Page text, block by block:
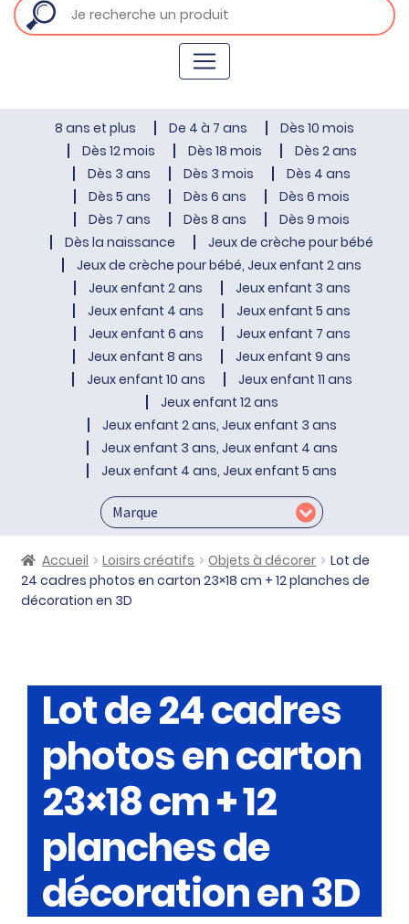
8 ans et plus De 4 à 7 ans
Dès 10 mois
Dès 12 mois
Dès 18 mois
Dès 2 ans
Dès 3 ans
Dès 3 mois
Dès 4 ans
Dès 5 ans
Dès 6 ans
Dès 6 mois
Dès 7 ans
Dès 8 ans
Dès 9 mois
Dès la naissance
Jeux de crèche pour bébé
Jeux de crèche pour bébé, Jeux enfant 2 ans
Jeux enfant 2 ans
Jeux enfant 3 ans
Jeux enfant 4 ans
Jeux enfant 5 ans
Jeux enfant 6 ans
Jeux enfant 7 ans
Jeux enfant 8 ans
Jeux enfant 9 ans
Jeux enfant 10 ans
Jeux enfant 11 ans
Jeux enfant 12 ans
Jeux enfant 2 ans, Jeux enfant 3 ans
Jeux enfant 3 ans, Jeux enfant 4 ans
Jeux enfant 4 ans, Jeux enfant 5 ans
Accueil Loisirs créatifs Objets à décorer
Lot de
24 cadres photos en carton 23×18 cm + 12 planches de
décoration en 3D
Lot de 24 cadres
photos en carton
23×18 cm + 12
planches de
décoration en 3D